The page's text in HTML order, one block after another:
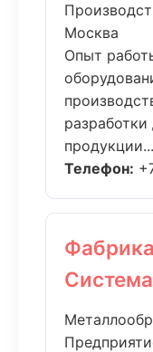
Москва
Опыт
Телефон:
Система